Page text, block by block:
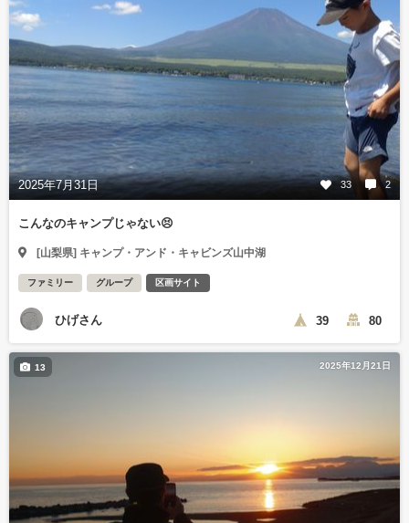
2025年7月31日 33 2
こんなのキャンプじゃない😣
[山梨県] キャンプ・アンド・キャビンズ山中湖
ファミリー グループ 区画サイト
ひげさん 39 80
2025年12月21日
13